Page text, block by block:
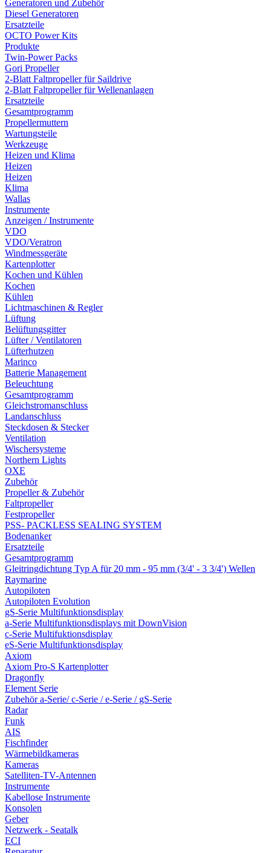
Generatoren und Zubehör
Diesel Generatoren
Ersatzteile
OCTO Power Kits
Produkte
Twin-Power Packs
Gori Propeller
2-Blatt Faltpropeller für Saildrive
2-Blatt Faltpropeller für Wellenanlagen
Ersatzteile
Gesamtprogramm
Propellermuttern
Wartungsteile
Werkzeuge
Heizen und Klima
Heizen
Heizen
Klima
Wallas
Instrumente
Anzeigen / Instrumente
VDO
VDO/Veratron
Windmessgeräte
Kartenplotter
Kochen und Kühlen
Kochen
Kühlen
Lichtmaschinen & Regler
Lüftung
Belüftungsgitter
Lüfter / Ventilatoren
Lüfterhutzen
Marinco
Batterie Management
Beleuchtung
Gesamtprogramm
Gleichstromanschluss
Landanschluss
Steckdosen & Stecker
Ventilation
Wischersysteme
Northern Lights
OXE
Zubehör
Propeller & Zubehör
Faltpropeller
Festpropeller
PSS- PACKLESS SEALING SYSTEM
Bodenanker
Ersatzteile
Gesamtprogramm
Gleitringdichtung Typ A für 20 mm - 95 mm (3/4' - 3 3/4') Wellen
Raymarine
Autopiloten
Autopiloten Evolution
gS-Serie Multifunktionsdisplay
a-Serie Multifunktionsdisplays mit DownVision
c-Serie Multifuktionsdisplay
eS-Serie Multifunktionsdisplay
Axiom
Axiom Pro-S Kartenplotter
Dragonfly
Element Serie
Zubehör a-Serie/ c-Serie / e-Serie / gS-Serie
Radar
Funk
AIS
Fischfinder
Wärmebildkameras
Kameras
Satelliten-TV-Antennen
Instrumente
Kabellose Instrumente
Konsolen
Geber
Netzwerk - Seatalk
ECI